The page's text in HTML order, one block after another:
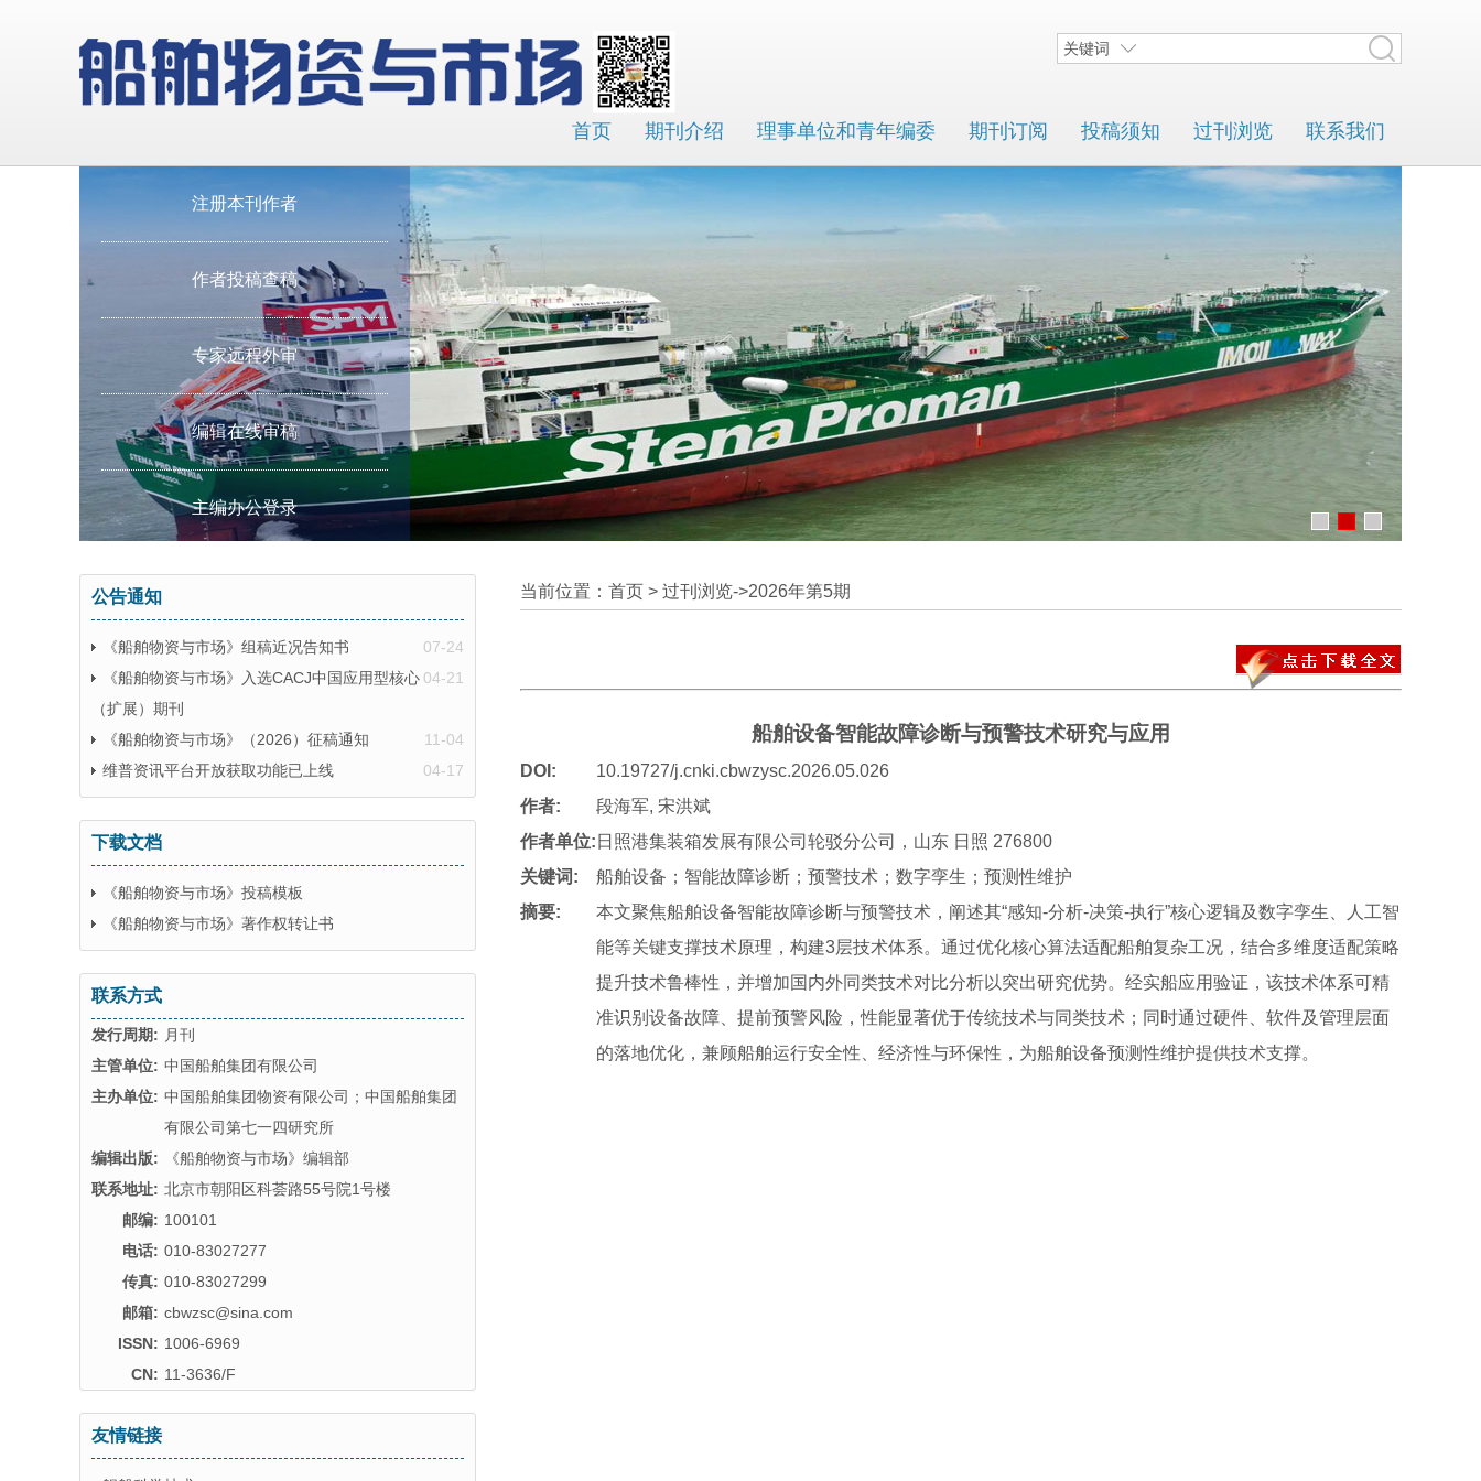
首页 期刊介绍 理事单位和青年编委 期刊订阅 投稿须知 过刊浏览 联系我们
关键词
注册本刊作者
作者投稿查稿
专家远程外审
编辑在线审稿
主编办公登录
公告通知
07-24
《船舶物资与市场》组稿近况告知书
04-21
《船舶物资与市场》入选CACJ中国应用型核心
（扩展）期刊
11-04
《船舶物资与市场》（2026）征稿通知
04-17
维普资讯平台开放获取功能已上线
下载文档
《船舶物资与市场》投稿模板
《船舶物资与市场》著作权转让书
联系方式
发行周期: 月刊
主管单位: 中国船舶集团有限公司
主办单位: 中国船舶集团物资有限公司；中国船舶集团
有限公司第七一四研究所
编辑出版:
《船舶物资与市场》编辑部
联系地址: 北京市朝阳区科荟路55号院1号楼
邮编: 100101
电话: 010-83027277
传真: 010-83027299
邮箱: cbwzsc@sina.com
ISSN: 1006-6969
CN: 11-3636/F
友情链接
当前位置：首页 > 过刊浏览->2026年第5期
船舶设备智能故障诊断与预警技术研究与应用
DOI:
10.19727/j.cnki.cbwzysc.2026.05.026
作者:
段海军, 宋洪斌
作者单位: 日照港集装箱发展有限公司轮驳分公司，山东 日照 276800
关键词:
船舶设备；智能故障诊断；预警技术；数字孪生；预测性维护
摘要:
本文聚焦船舶设备智能故障诊断与预警技术，阐述其“感知-分析-决策-执行”核心逻辑及数字孪生、人工智
能等关键支撑技术原理，构建3层技术体系。通过优化核心算法适配船舶复杂工况，结合多维度适配策略
提升技术鲁棒性，并增加国内外同类技术对比分析以突出研究优势。经实船应用验证，该技术体系可精
准识别设备故障、提前预警风险，性能显著优于传统技术与同类技术；同时通过硬件、软件及管理层面
的落地优化，兼顾船舶运行安全性、经济性与环保性，为船舶设备预测性维护提供技术支撑。